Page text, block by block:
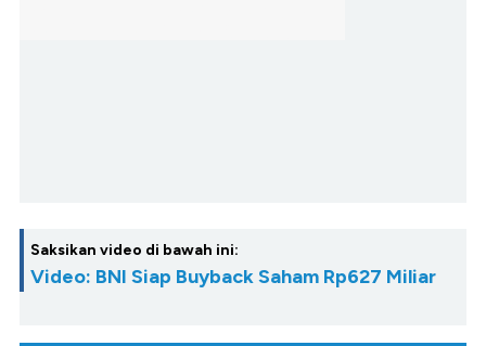
Saksikan video di bawah ini:
Video: BNI Siap Buyback Saham Rp627 Miliar